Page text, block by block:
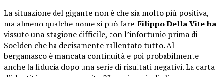
La situazione del gigante non è che sia molto più positiva,
ma almeno qualche nome si può fare.Filippo Della Vite ha
vissuto una stagione difficile, con l’infortunio prima di
Soelden che ha decisamente rallentato tutto. Al
bergamasco è mancata continuità e poi probabilmente
anche la fiducia dopo una serie di risultati negativi. La carta